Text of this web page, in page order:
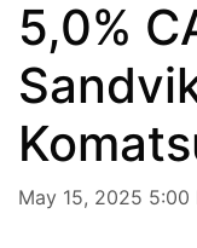
5,0%
May 15, 2025 5:00